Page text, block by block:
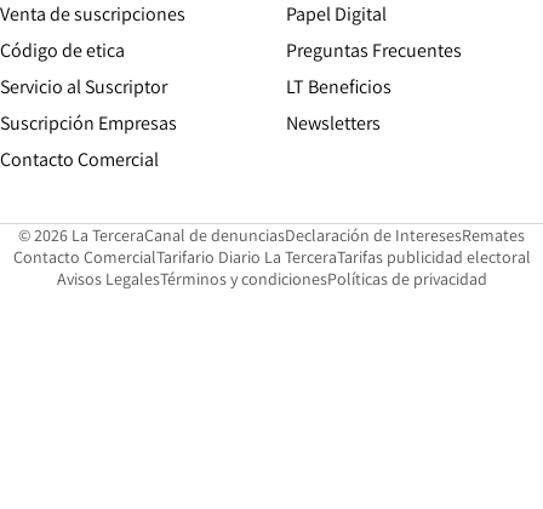
Venta de suscripciones
Código de etica Opens in new window
Servicio al Suscriptor
Suscripción Empresas
Contacto Comercial
Papel Digital
Preguntas Frecuentes
LT Beneficios
Newsletters
© 2026 La TerceraCanal de denunciasOpens in new window
Declaración de InteresesOpens in
Remates
Contacto ComercialOpens in new window
Tarifario Diario La TerceraOpens in new window
Tarifas publicidad electoral
Avisos LegalesOpens in new window
Términos y condicionesPolíticas de privacidad